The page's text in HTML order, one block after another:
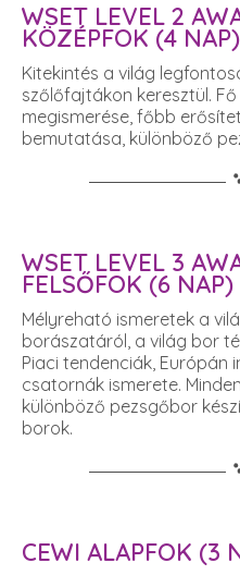
WSET LEVEL 2
KÖZÉPFOK (4 NAP)
Kitekintés a világ
szőlőfajtákon keresztül.
megismerése, főbb
bemutatása, különböző
WSET LEVEL 3
FELSŐFOK (6 NAP)
Mélyreható ismeretek a
borászatáról, a világ bor
Piaci tendenciák, Európán
csatornák ismerete.
különböző pezsgőbor
borok.
CEWI ALAPFOK (3